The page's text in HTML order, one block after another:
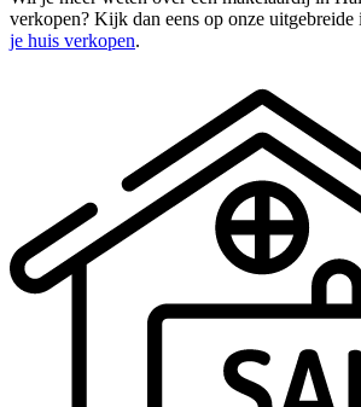
verkopen? Kijk dan eens op onze
je huis verkopen.